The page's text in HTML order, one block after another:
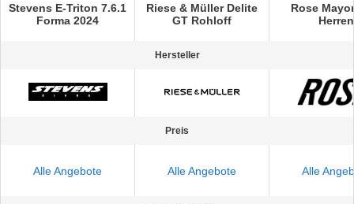
Stevens E-Triton 7.6.1
Forma 2024
Riese & Müller Delite
GT Rohloff
Rose
Herren
Hersteller
Preis
Alle Angebote Alle Angebote Alle